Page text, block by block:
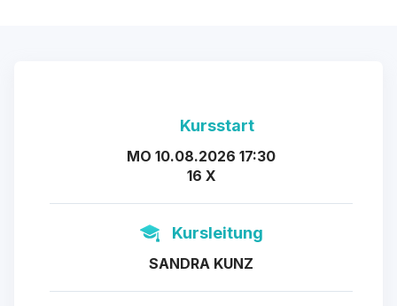
Kursstart
MO 10.08.2026 17:30
16 X
Kursleitung
SANDRA KUNZ